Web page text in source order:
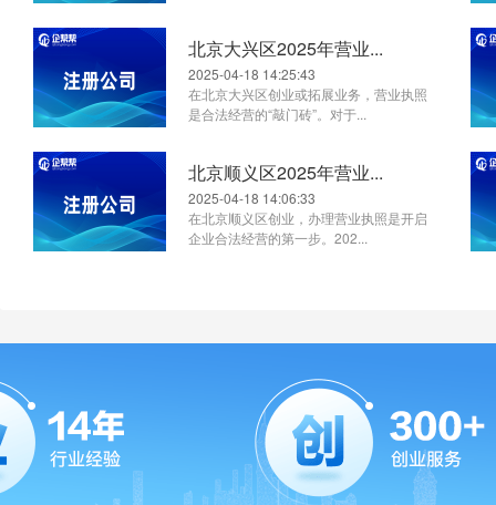
北京大兴区2025年营业...
2025-04-18 14:25:43
在北京大兴区创业或拓展业务，营业执照
是合法经营的“敲门砖”。对于...
北京顺义区2025年营业...
2025-04-18 14:06:33
在北京顺义区创业，办理营业执照是开启
企业合法经营的第一步。202...